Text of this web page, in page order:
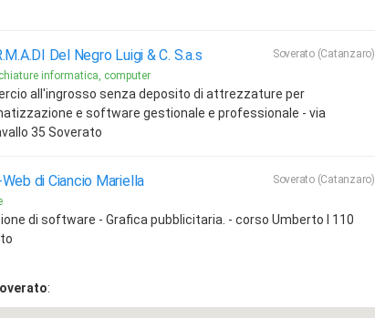
Del Negro Luigi & C. S.a.s
Soverato (Catanzaro)
informatica, computer
all'ingrosso senza deposito di attrezzature per
e software gestionale e professionale - via
35 Soverato
di Ciancio Mariella
Soverato (Catanzaro)
di software - Grafica pubblicitaria. - corso Umberto I 110
: